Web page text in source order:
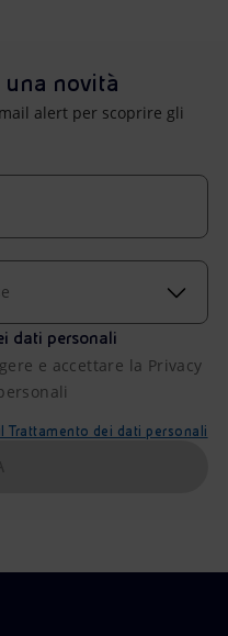
una novità
alert per scoprire gli
dati personali
e accettare la Privacy
Trattamento dei dati personali